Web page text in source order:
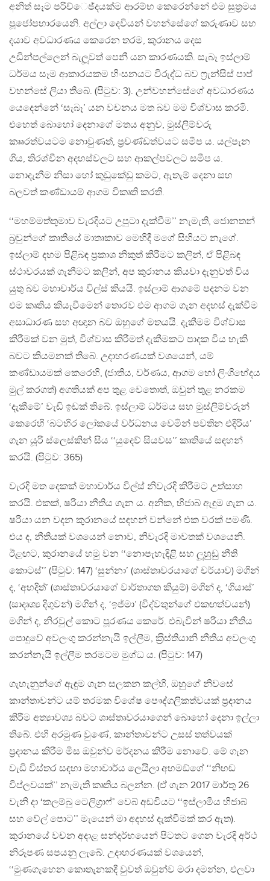
අනිත් සෑම පරිච්ෙඡ්දයක්ම ආරම්භ කෙරෙන්නේ එම සුත‍්‍රමය
පූජෝපහාරයෙනි. අල්ලා දෙවියන් වහන්සේගේ කරුණාව සහ
දයාව අවධාරණය කෙරෙන තරම, කුරානය දෙස
උඩින්පල්ලෙන් බැලූවත් පෙනී යන කාරණයකි. සැබෑ ඉස්ලාම්
ධර්මය සෑම ආකාරයකම හිංසනයට විරුද්ධ බව ෆ‍්‍රැන්සිස් පාප්
වහන්සේ ලියා තිබේ. (පිටුව: 3). උන්වහන්සේගේ අවධාරණය
යෙදෙන්නේ ‘සැබෑ’ යන වචනය මත බව මම විශ්වාස කරමි.
එහෙත් බොහෝ දෙනාගේ මතය අනුව, මුස්ලිම්වරු
කෲරත්වයටම නොවුණත්, ප‍්‍රචණ්ඩත්වයට සමීප ය. යල්පැන
ගිය, තිරශ්චීන අදහස්වලට සහ ආකල්පවලට සමීප ය.
නොදැනීම නිසා හෝ කුඩුකේඩු කමට, ඇතැම් දෙනා සහ
බලවත් කණ්ඩායම් ආගම විකෘති කරති.
‘‘මහම්මත්තුමාව වැරදියට උපුටා දැක්වීම’’ නැමැති, ජොනතන්
බ‍්‍රවුන්ගේ කෘතියේ මාතෘකාව මෙහිදී මගේ සිහියට නැගේ.
ඉස්ලාම් දහම පිළිබඳ ප‍්‍රකාශ නිකුත් කිරීමට කලින්, ඒ පිළිබඳ
ස්ථාවරයක් ගැනීමට කලින්, අප කුරානය කියවා දැනුවත් විය
යුතු බව මහාචාර්ය විල්ස් කියයි. ඉස්ලාම් ආගමේ පදනම වන
එම කෘතිය කියැවීමෙන් තොරව එම ආගම ගැන අදහස් දැක්වීම
අසාධාරණ සහ අඥාන බව ඔහුගේ මතයයි. දැකීමම විශ්වාස
කිරීමක් වන මුත්, විශ්වාස කිරීමත් දැකීමකට පාදක විය හැකි
බවට කියමනක් තිබේ. උදාහරණයක් වශයෙන්, යම්
කණ්ඩායමක් කෙරෙහි, (ජාතිය, වර්ණය, ආගම හෝ ලිංගිභේදය
මුල් කරගත්) අගතියක් අප තුළ වෙතොත්, ඔවුන් තුළ නරකම
‘දැකීමේ’ වැඩි ඉඩක් තිබේ. ඉස්ලාම් ධර්මය සහ මුස්ලිම්වරුන්
කෙරෙහි ‘බටහිර ලෝකයේ වර්ධනය වෙමින් පවතින එදිරිය’
ගැන යූරි ස්ලෙස්කින් සිය ‘‘යුදෙව් සියවස’’ කෘතියේ සඳහන්
කරයි. (පිටුව: 365)
වැරදි මත දෙකක් මහාචාර්ය විල්ස් නිවැරදි කිරීමට උත්සාහ
කරයි. එකක්, ෂරියා නීතිය ගැන ය. අනික, හිජාබ් ඇඳුම ගැන ය.
ෂරියා යන වදන කුරානයේ සඳහන් වන්නේ එක වරක් පමණි.
එය ද, නීතියක් වශයෙන් නොව, නිවැරදි මාවතක් වශයෙනි.
ඊළඟට, කුරානයේ හමු වන ‘‘නොපැහැදිළි සහ ලූහුඩු නීති
කොටස්’’ (පිටුව: 147) ‘සුන්නා’ (ශාස්තෘවරයාගේ චර්යාව) මගින්
ද, ‘අහදිත්’ (ශාස්තෘවරයාගේ වාර්තාගත කියුම්) මගින් ද, ‘ගියාස්’
(සාදෘශ්‍ය දිගුවන්) මගින් ද, ‘ඉජ්මා’ (විද්වතුන්ගේ එකඟත්වයන්)
මගින් ද, නිරවුල් කොට පූරණය කෙරේ. එබැවින් ෂරියා නීතිය
පොදුවේ අවලංගු කරන්නැයි ඉල්ලීම, ක‍්‍රිස්තියානි නීතිය අවලංගු
කරන්නැයි ඉල්ලීම තරමටම මුග්ධ ය. (පිටුව: 147)
ගැහැනුන්ගේ ඇඳුම ගැන සලකන කල්හි, ඔහුගේ නිවසේ
කාන්තාවන්ට යම් තරමක විශේෂ පෞද්ගලිකත්වයක් ප‍්‍රදානය
කිරීම අත්‍යාවශ්‍ය බවට ශාස්තෘවරයාගෙන් බොහෝ දෙනා ඉල්ලා
තිබේ. එහි අරමුණ වුණේ, කාන්තාවන්ට උසස් තත්වයක්
ප‍්‍රදානය කිරීම මිස ඔවුන්ව මර්දනය කිරීම නොවේ. මේ ගැන
වැඩි විස්තර සඳහා මහාචාර්ය ලෙයිලා අහමඞ්ගේ ‘‘නිහඬ
විප්ලවයක්’’ නැමැති කෘතිය බලන්න. (ඒ ගැන 2017 මාර්තු 26
වැනි දා ‘කලම්බු ටෙලිග‍්‍රාෆ්’ වෙබ් අඩවියට ‘‘ඉස්ලාමීය හිජාබ්
සහ වේල් පොට’’ මැයෙන් මා අදහස් දැක්වීමක් කර ඇත).
කුරානයේ වචන අදාළ සන්දර්භයෙන් පිටතට ගෙන වැරදි අර්ථ
නිරූපණ සපයනු ලැබේ. උදාහරණයක් වශයෙන්,
‘‘මුණගැහෙන කොතැනකදී වුවත් ඔවුන්ව මරා දමන්න, එලවා